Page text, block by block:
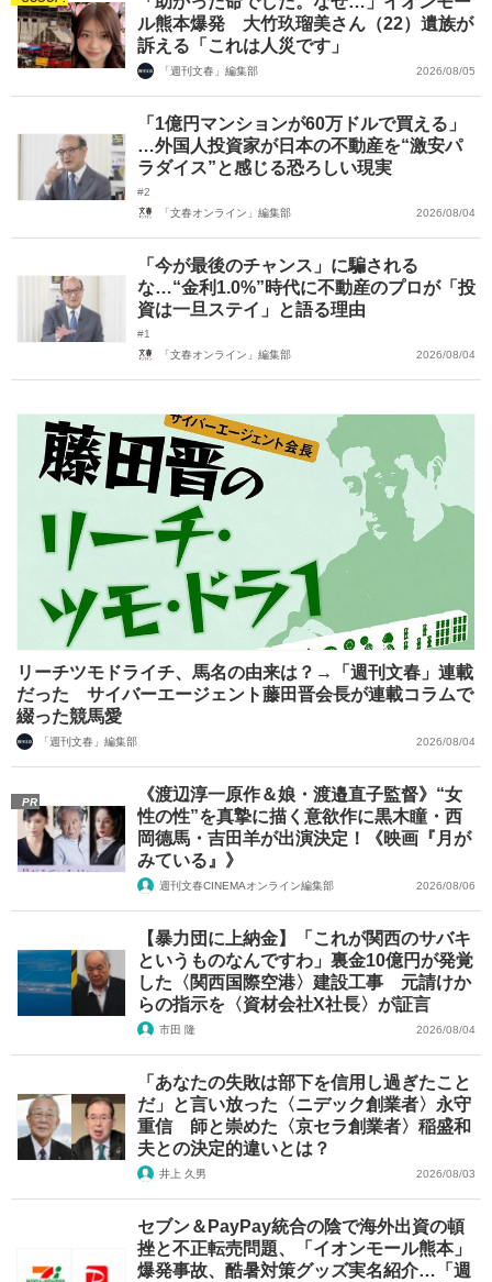
ル熊本爆発 大竹玖瑠美さん（22）遺族が
訴える「これは人災です」
「週刊文春」編集部 2026/08/05
「1億円マンションが60万ドルで買える」
…外国人投資家が日本の不動産を“激安パ
ラダイス”と感じる恐ろしい現実
#2
「文春オンライン」編集部
2026/08/04
「今が最後のチャンス」に騙される
な…“金利1.0%”時代に不動産のプロが「投
資は一旦ステイ」と語る理由
#1
「文春オンライン」編集部
2026/08/04
リーチツモドライチ、馬名の由来は？→「週刊文春」連載
だった サイバーエージェント藤田晋会長が連載コラムで
綴った競馬愛
「週刊文春」編集部 2026/08/04
PR
《渡辺淳一原作＆娘・渡邉直子監督》“女
性の性”を真摯に描く意欲作に黒木瞳・西
岡德馬・吉田羊が出演決定！《映画『月が
みている』》
週刊文春CINEMAオンライン編集部 2026/08/06
【暴力団に上納金】「これが関西のサバキ
というものなんですわ」裏金10億円が発覚
した〈関西国際空港〉建設工事 元請けか
らの指示を〈資材会社X社長〉が証言
市田 隆 2026/08/04
「あなたの失敗は部下を信用し過ぎたこと
だ」と言い放った〈ニデック創業者〉永守
重信 師と崇めた〈京セラ創業者〉稲盛和
夫との決定的違いとは？
井上 久男 2026/08/03
セブン＆PayPay統合の陰で海外出資の頓
挫と不正転売問題、「イオンモール熊本」
爆発事故、酷暑対策グッズ実名紹介…「週